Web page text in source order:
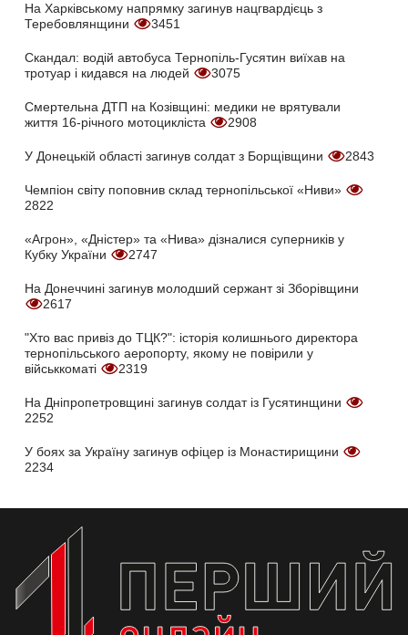
На Харківському напрямку загинув нацгвардієць з
Теребовлянщини
3451
Скандал: водій автобуса Тернопіль-Гусятин виїхав на
тротуар і кидався на людей
3075
Смертельна ДТП на Козівщині: медики не врятували
життя 16-річного мотоцикліста
2908
У Донецькій області загинув солдат з Борщівщини 2843
Чемпіон світу поповнив склад тернопільської «Ниви»
2822
«Агрон», «Дністер» та «Нива» дізналися суперників у
Кубку України
2747
На Донеччині загинув молодший сержант зі Зборівщини
2617
"Хто вас привіз до ТЦК?": історія колишнього директора
тернопільського аеропорту, якому не повірили у
військкоматі
2319
На Дніпропетровщині загинув солдат із Гусятинщини
2252
У боях за Україну загинув офіцер із Монастирищини
2234